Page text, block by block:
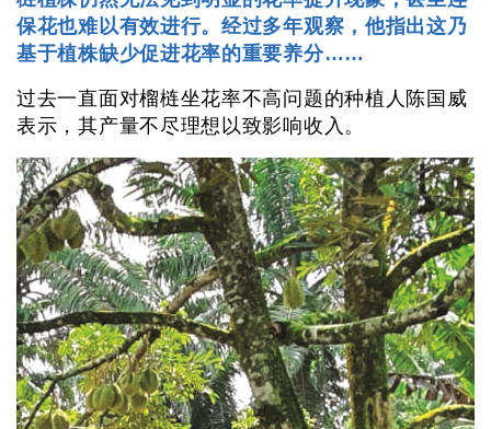
保花也难以有效进行。经过多年观察，他指出这乃
基于植株缺少促进花率的重要养分……
过去一直面对榴梿坐花率不高问题的种植人陈国威
表示，其产量不尽理想以致影响收入。